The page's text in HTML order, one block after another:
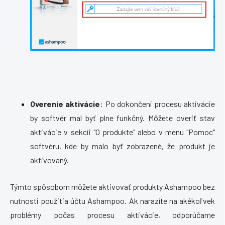
Overenie aktivácie: Po dokončení procesu aktivácie
by softvér mal byť plne funkčný. Môžete overiť stav
aktivácie v sekcii "O produkte" alebo v menu "Pomoc"
softvéru, kde by malo byť zobrazené, že produkt je
aktivovaný.
Týmto spôsobom môžete aktivovať produkty Ashampoo bez
nutnosti použitia účtu Ashampoo. Ak narazíte na akékoľvek
problémy počas procesu aktivácie, odporúčame